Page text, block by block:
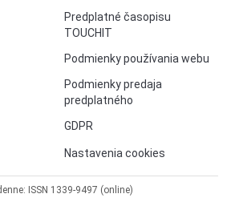
Predplatné časopisu
TOUCHIT
Podmienky používania webu
Podmienky predaja
predplatného
GDPR
Nastavenia cookies
ISSN 1339-9497 (online)